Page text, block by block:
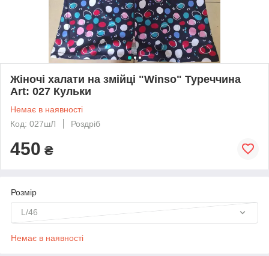
Жіночі халати на змійці "Winso" Туреччина
Art: 027 Кульки
Немає в наявності
Код: 027шЛ
Роздріб
450 ₴
Розмір
L/46
Немає в наявності